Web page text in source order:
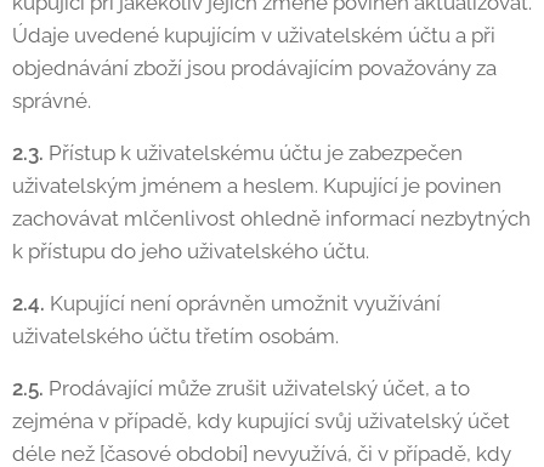
Údaje uvedené kupujícím v uživatelském účtu a při
objednávání zboží jsou prodávajícím považovány za
správné.
2.3. Přístup k uživatelskému účtu je zabezpečen
uživatelským jménem a heslem. Kupující je povinen
zachovávat mlčenlivost ohledně informací nezbytných
k přístupu do jeho uživatelského účtu.
2.4. Kupující není oprávněn umožnit využívání
uživatelského účtu třetím osobám.
2.5. Prodávající může zrušit uživatelský účet, a to
zejména v případě, kdy kupující svůj uživatelský účet
déle než [časové období] nevyužívá, či v případě, kdy